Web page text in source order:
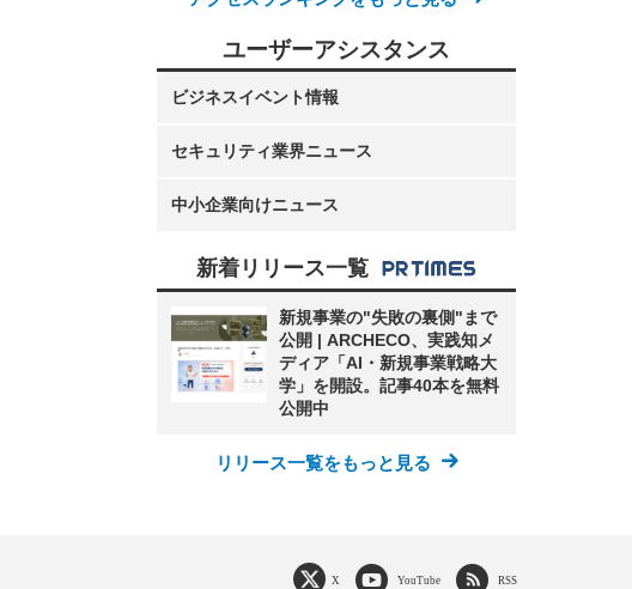
ユーザーアシスタンス
ビジネスイベント情報
セキュリティ業界ニュース
中小企業向けニュース
新着リリース一覧
新規事業の"失敗の裏側"まで
公開 | ARCHECO、実践知メ
ディア「AI・新規事業戦略大
学」を開設。記事40本を無料
公開中
リリース一覧をもっと見る
X YouTube RSS